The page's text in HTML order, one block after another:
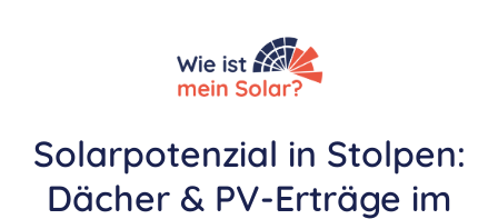
Solarpotenzial in Stolpen:
Dächer & PV-Erträge im